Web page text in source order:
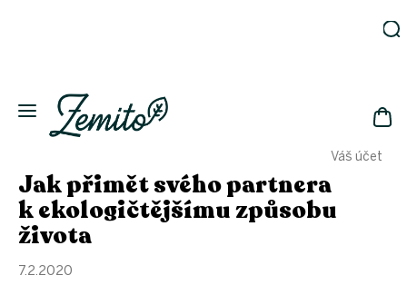
Váš účet
Eko
domácnost
Kosmetika
Eko
láhve
Akce
Zachraň
Jak přimět svého partnera
k ekologičtějšímu způsobu
života
7.2.2020